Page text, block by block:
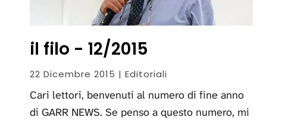
il filo - 12/2015
22 Dicembre 2015 | Editoriali
Cari lettori, benvenuti al numero di fine anno
di GARR NEWS. Se penso a questo numero, mi